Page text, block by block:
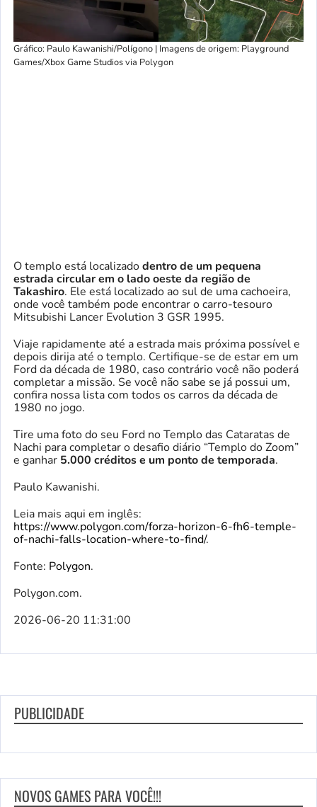
Gráfico: Paulo Kawanishi/Polígono | Imagens de origem: Playground
Games/Xbox Game Studios via Polygon
O templo está localizadodentro de um pequena
estrada circular em o lado oeste da região de
Takashiro. Ele está localizado ao sul de uma cachoeira,
onde você também pode encontrar o carro-tesouro
Mitsubishi Lancer Evolution 3 GSR 1995.
Viaje rapidamente até a estrada mais próxima possível e
depois dirija até o templo. Certifique-se de estar em um
Ford da década de 1980, caso contrário você não poderá
completar a missão. Se você não sabe se já possui um,
confira nossa lista com todos os carros da década de
1980 no jogo.
Tire uma foto do seu Ford no Templo das Cataratas de
Nachi para completar o desafio diário “Templo do Zoom”
e ganhar 5.000 créditos e um ponto de temporada.
Paulo Kawanishi.
Leia mais aqui em inglês:
https://www.polygon.com/forza-horizon-6-fh6-temple-
of-nachi-falls-location-where-to-find/.
Fonte: Polygon.
Polygon.com.
2026-06-20 11:31:00
PUBLICIDADE
NOVOS GAMES PARA VOCÊ!!!